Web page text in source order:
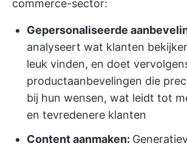
commerce-sector:
Gepersonaliseerde
analyseert wat klanten
leuk vinden, en doet
productaanbevelingen die
bij hun wensen, wat leidt tot
en tevredenere klanten
Content aanmaken: